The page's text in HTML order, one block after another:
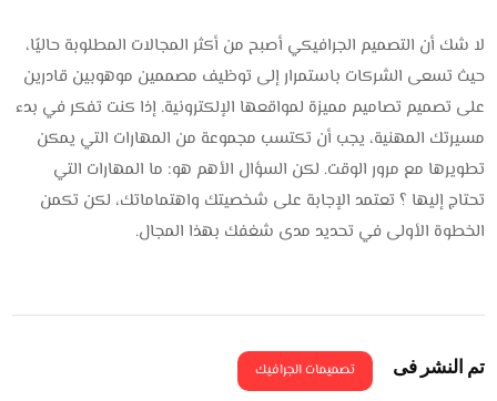
لا شك أن التصميم الجرافيكي أصبح من أكثر المجالات المطلوبة حاليًا،
حيث تسعى الشركات باستمرار إلى توظيف مصممين موهوبين قادرين
على تصميم تصاميم مميزة لمواقعها الإلكترونية. إذا كنت تفكر في بدء
مسيرتك المهنية، يجب أن تكتسب مجموعة من المهارات التي يمكن
تطويرها مع مرور الوقت. لكن السؤال الأهم هو: ما المهارات التي
تحتاج إليها ؟ تعتمد الإجابة على شخصيتك واهتماماتك، لكن تكمن
الخطوة الأولى في تحديد مدى شغفك بهذا المجال.
تم النشر فى تصميمات الجرافيك